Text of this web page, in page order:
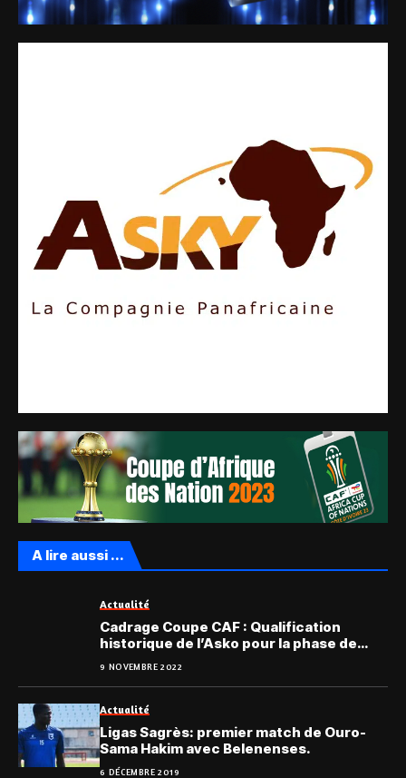
A lire aussi ...
Actualité
Cadrage Coupe CAF : Qualification
historique de l’Asko pour la phase de
poule
9 NOVEMBRE 2022
Actualité
Ligas Sagrès: premier match de Ouro-
Sama Hakim avec Belenenses.
6 DÉCEMBRE 2019